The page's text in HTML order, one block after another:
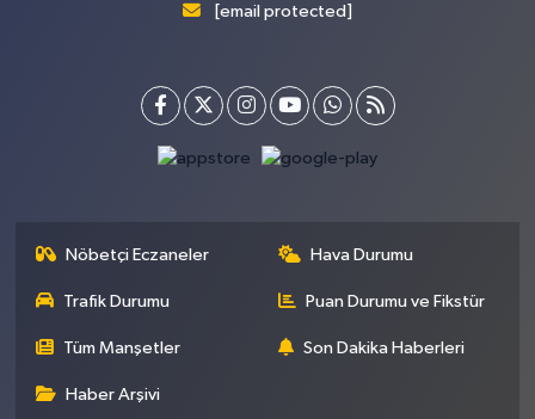
[email protected]
Nöbetçi Eczaneler Hava Durumu
Trafik Durumu Puan Durumu ve Fikstür
Tüm Manşetler Son Dakika Haberleri
Haber Arşivi